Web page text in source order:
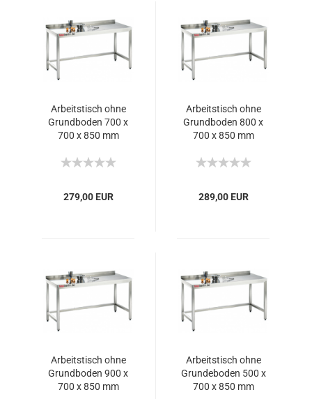
Arbeitstisch ohne
Grundboden 700 x
700 x 850 mm
279,00 EUR
Arbeitstisch ohne
Grundboden 800 x
700 x 850 mm
289,00 EUR
Arbeitstisch ohne
Grundboden 900 x
700 x 850 mm
Arbeitstisch ohne
Grundeboden 500 x
700 x 850 mm